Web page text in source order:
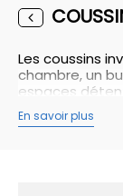
Les coussins
chambre, un
espaces
marques
confortables,
En savoir plus